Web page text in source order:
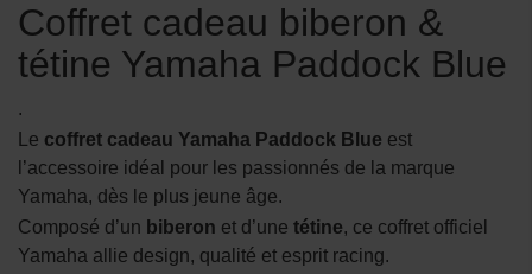
Coffret cadeau biberon &
tétine Yamaha Paddock Blue
.
Le coffret cadeau Yamaha Paddock Blue est
l’accessoire idéal pour les passionnés de la marque
Yamaha, dès le plus jeune âge.
Composé d’un biberon et d’une tétine, ce coffret officiel
Yamaha allie design, qualité et esprit racing.